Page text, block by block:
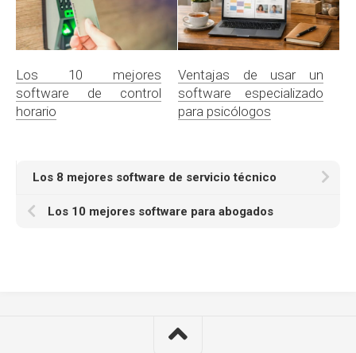
Los 10 mejores
software de control
horario
Ventajas de usar un
software especializado
para psicólogos
Los 8 mejores software de servicio técnico
Los 10 mejores software para abogados